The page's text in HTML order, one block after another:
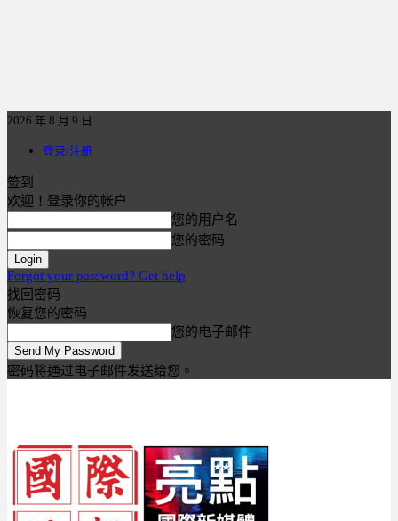
2026 年 8 月 9 日
登录/注册
签到
欢迎！登录你的帐户
您的用户名
您的密码
Forgot your password? Get help
找回密码
恢复您的密码
您的电子邮件
密码将通过电子邮件发送给您。